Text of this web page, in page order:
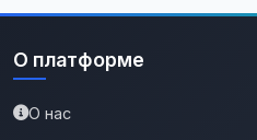
О платформе
О нас